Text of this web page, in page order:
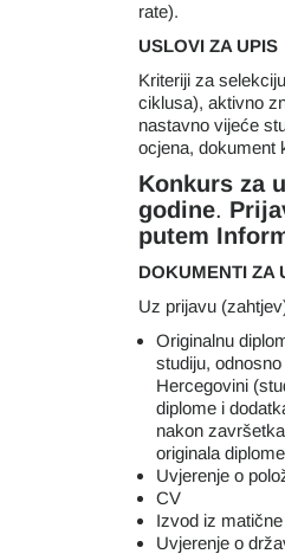
rate).
USLOVI ZA UPIS
Kriteriji za
ciklusa), aktivno
nastavno vijeće
ocjena, dokument
Konkurs za
godine.
putem
DOKUMENTI ZA
Uz prijavu
Originalnu
studiju,
Hercegovini
diplome i
nakon
originala
Uvjerenje o
CV
Izvod iz
Uvjerenje o